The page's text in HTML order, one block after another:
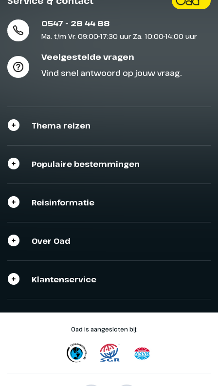
0547 - 28 44 88
Ma. t/m Vr. 09:00-17:30 uur Za. 10:00-14:00 uur
Veelgestelde vragen
Vind snel antwoord op jouw vraag.
Thema reizen
Populaire bestemmingen
Reisinformatie
Over Oad
Klantenservice
Oad is aangesloten bij: